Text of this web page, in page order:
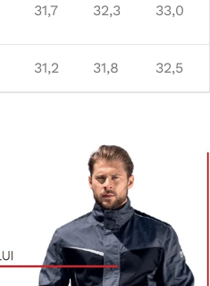
31,7 32,3 33,0
31,2 31,8 32,5